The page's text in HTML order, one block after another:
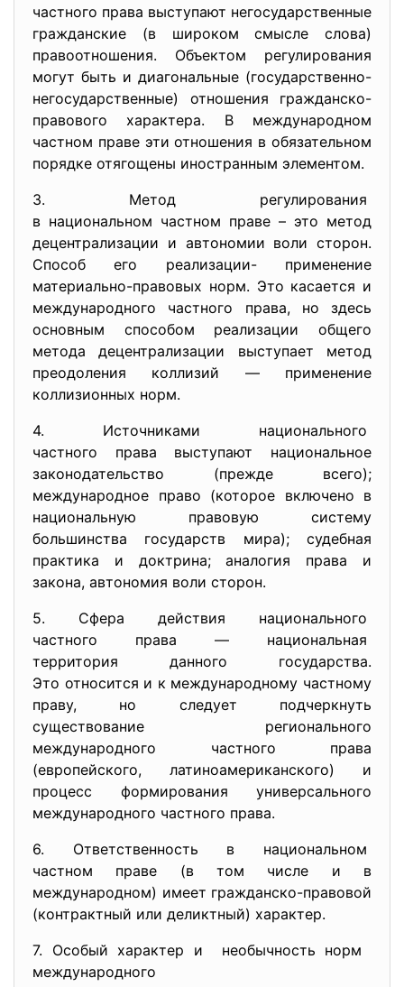
частного права выступают негосударственные
гражданские (в широком смысле слова)
правоотношения. Объектом регулирования
могут быть и диагональные (государственно-
негосударственные) отношения гражданско-
правового характера. В международном
частном праве эти отношения в обязательном
порядке отягощены иностранным элементом.
3. Метод регулирования
в национальном частном праве – это метод
децентрализации и автономии воли сторон.
Способ его реализации- применение
материально-правовых норм. Это касается и
международного частного права, но здесь
основным способом реализации общего
метода децентрализации выступает метод
преодоления коллизий — применение
коллизионных норм.
4. Источниками национального
частного права выступают национальное
законодательство (прежде всего);
международное право (которое включено в
национальную правовую систему
большинства государств мира); судебная
практика и доктрина; аналогия права и
закона, автономия воли сторон.
5. Сфера действия национального
частного права — национальная
территория данного государства.
Это относится и к международному частному
праву, но следует подчеркнуть
существование регионального
международного частного права
(европейского, латиноамериканского) и
процесс формирования универсального
международного частного права.
6. Ответственность в национальном
частном праве (в том числе и в
международном) имеет гражданско-правовой
(контрактный или деликтный) характер.
7. Особый характер и необычность норм
международного